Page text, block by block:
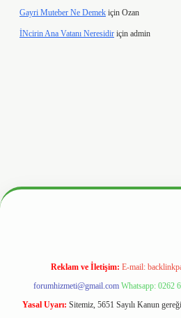
Gayri Muteber Ne Demek için Ozan
İNcirin Ana Vatanı Neresidir için admin
Reklam ve İletişim: E-mail:
forumhizmeti@gmail.com Whatsapp: 0262
Yasal Uyarı: Sitemiz, 5651 Sayılı Kanun